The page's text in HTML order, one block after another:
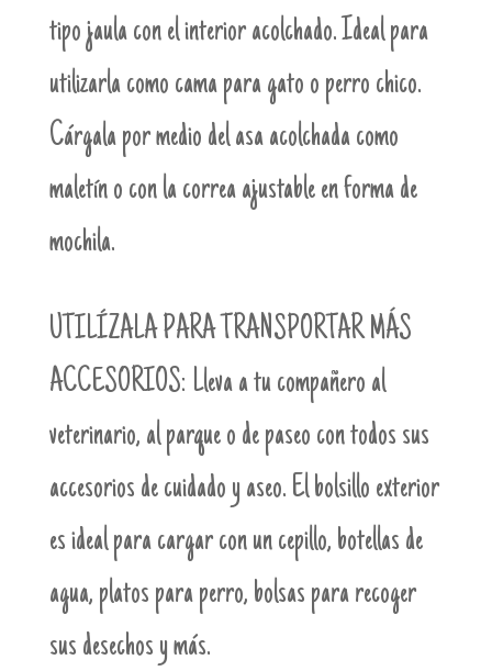
tipo jaula con el interior acolchado. Ideal para
utilizarla como cama para gato o perro chico.
Cárgala por medio del asa acolchada como
maletín o con la correa ajustable en forma de
mochila.
UTILÍZALA PARA TRANSPORTAR MÁS
ACCESORIOS: Lleva a tu compañero al
veterinario, al parque o de paseo con todos sus
accesorios de cuidado y aseo. El bolsillo exterior
es ideal para cargar con un cepillo, botellas de
agua, platos para perro, bolsas para recoger
sus desechos y más.